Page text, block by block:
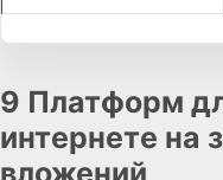
9 Платформ
интернете на
вложений